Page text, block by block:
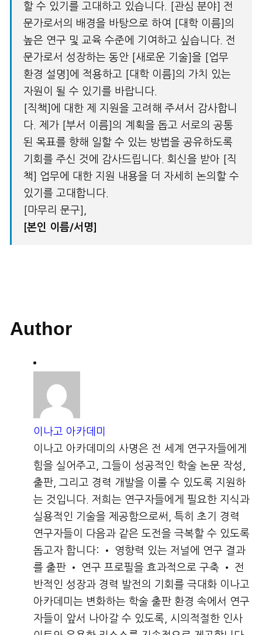
할 수 있기를 고대하고 있습니다. [관심 분야] 전
문가로서의 배경을 바탕으로 하여 [대학 이름]의
높은 연구 및 교육 수준에 기여하고 싶습니다. 전
문가로서 성장하는 동안 [새로운 기술]을 [업무
환경 설명]에 적용하고 [대학 이름]의 가치 있는
자원이 될 수 있기를 바랍니다.
[직책]에 대한 제 지원을 고려해 주셔서 감사합니
다. 제가 [부서 이름]의 계획을 돕고 서로의 공통
된 목표를 향해 일할 수 있는 방법을 공유하도록
기회를 주신 것에 감사드립니다. 회신을 받아 [직
책] 업무에 대한 지원 내용을 더 자세히 논의할 수
있기를 고대합니다.
[마무리 문구],
[본인 이름/서명]
Author
이나고 아카데미
이나고 아카데미의 사명은 전 세계 연구자들에게
힘을 실어주고, 그들이 성공적인 학술 논문 작성,
출판, 그리고 경력 개발을 이룰 수 있도록 지원하
는 것입니다. 저희는 연구자들에게 필요한 지식과
실용적인 기술을 제공함으로써, 특히 초기 경력
연구자들이 다음과 같은 도전을 극복할 수 있도록
돕고자 합니다: • 영향력 있는 저널에 연구 결과
를 출판 • 연구 프로필을 효과적으로 구축 • 전
반적인 성장과 경력 발전의 기회를 극대화 이나고
아카데미는 변화하는 학술 출판 환경 속에서 연구
자들이 앞서 나아갈 수 있도록, 시의적절한 인사